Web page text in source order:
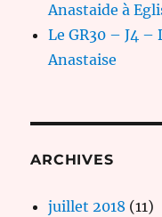
Anastaide à
Le GR30 – J4
Anastaise
ARCHIVES
juillet 2018 (11)